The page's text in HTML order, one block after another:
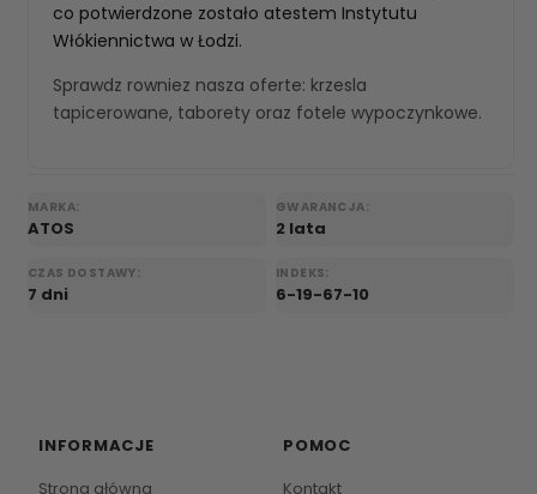
co potwierdzone zostało atestem Instytutu
Włókiennictwa w Łodzi.
Sprawdz rowniez nasza oferte: krzesla
tapicerowane, taborety oraz fotele wypoczynkowe.
MARKA:
ATOS
GWARANCJA:
2 lata
CZAS DOSTAWY:
7 dni
INDEKS:
6-19-67-10
INFORMACJE
Strona główna
POMOC
Kontakt